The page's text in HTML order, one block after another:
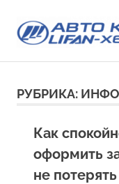
содержимому
Lifan
характеристики
отзывы,
РУБРИКА: ИНФО
Как
оформить
не